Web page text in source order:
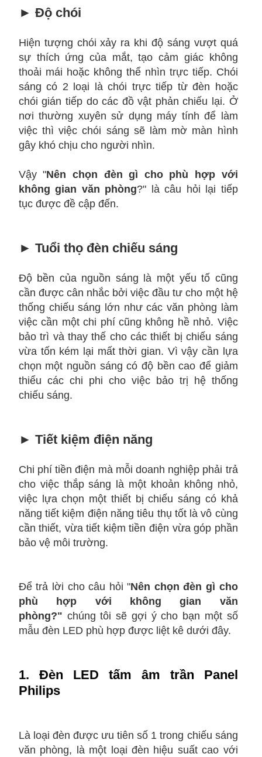
► Độ chói
Hiện tượng chói xảy ra khi độ sáng vượt quá
sự thích ứng của mắt, tạo cảm giác không
thoải mái hoặc không thể nhìn trực tiếp. Chói
sáng có 2 loại là chói trực tiếp từ đèn hoặc
chói gián tiếp do các đồ vật phản chiếu lại. Ở
nơi thường xuyên sử dụng máy tính để làm
việc thì việc chói sáng sẽ làm mờ màn hình
gây khó chịu cho người nhìn.
Vậy "Nên chọn đèn gì cho phù hợp với
không gian văn phòng?" là câu hỏi lại tiếp
tục được đề cập đến.
► Tuổi thọ đèn chiếu sáng
Độ bền của nguồn sáng là một yếu tố cũng
cần được cân nhắc bởi việc đầu tư cho một hệ
thống chiếu sáng lớn như các văn phòng làm
việc cần một chi phí cũng không hề nhỏ. Việc
bảo trì và thay thế cho các thiết bị chiếu sáng
vừa tốn kém lại mất thời gian. Vì vậy cần lựa
chọn một nguồn sáng có độ bền cao để giảm
thiểu các chi phi cho việc bảo trị hệ thống
chiếu sáng.
► Tiết kiệm điện năng
Chi phí tiền điện mà mỗi doanh nghiệp phải trả
cho việc thắp sáng là một khoản không nhỏ,
việc lựa chọn một thiết bị chiếu sáng có khả
năng tiết kiệm điện năng tiêu thụ tốt là vô cùng
cần thiết, vừa tiết kiệm tiền điện vừa góp phần
bảo vệ môi trường.
Để trả lời cho câu hỏi "Nên chọn đèn gì cho
phù hợp với không gian văn
phòng?" chúng tôi sẽ gợi ý cho bạn một số
mẫu đèn LED phù hợp được liệt kê dưới đây.
1. Đèn LED tấm âm trần Panel
Philips
Là loại đèn được ưu tiên số 1 trong chiếu sáng
văn phòng, là một loại đèn hiệu suất cao với